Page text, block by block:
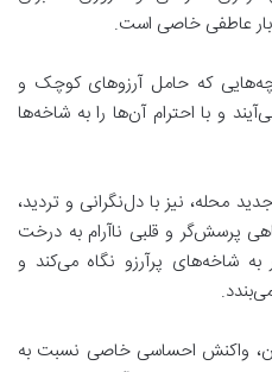
بار عاطفی خاصی است.
که حامل آرزوهای کوچک و
و با احترام آن‌ها را به شاخه‌ها
محله، نیز با دل‌نگرانی و تردید،
پرسش‌گر و قلبی ناآرام به درخت
شاخه‌های پرآرزو نگاه می‌کند و
واکنش احساسی خاصی نسبت به